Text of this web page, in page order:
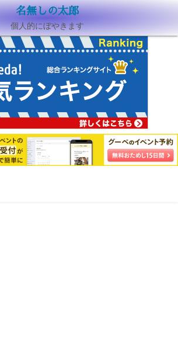
名無しの太郎
個人的にぼやきます